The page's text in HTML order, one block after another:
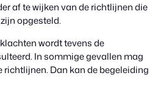
af te wijken van de richtlijnen die
opgesteld.
wordt tevens de
In sommige gevallen mag
Dan kan de begeleiding